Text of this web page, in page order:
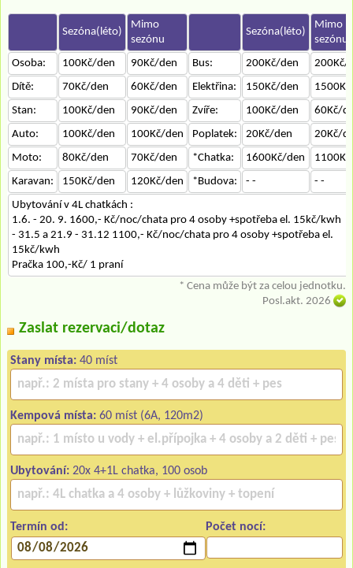
Sezóna(léto)
Mimo
sezónu
Sezóna(léto)
Mimo
sezónu
Osoba:
100Kč/den 90Kč/den Bus: 200Kč/den
200Kč/
Dítě:
70Kč/den 60Kč/den Elektřina: 150Kč/den
Stan:
100Kč/den 90Kč/den Zvíře: 100Kč/den
60Kč/
Auto:
100Kč/den 100Kč/den Poplatek: 20Kč/den
20Kč/
Moto:
80Kč/den 70Kč/den *Chatka: 1600Kč/den
Karavan:
150Kč/den 120Kč/den *Budova: - -
- -
Ubytování v 4L chatkách :
1.6. - 20. 9. 1600,- Kč/noc/chata pro 4 osoby +spotřeba el. 15kč/kwh
- 31.5 a 21.9 - 31.12 1100,- Kč/noc/chata pro 4 osoby +spotřeba el.
15kč/kwh
Pračka 100,-Kč/ 1 praní
* Cena může být za celou jednotku.
Posl.akt. 2026
Zaslat rezervaci/dotaz
Stany místa: 40 míst
Kempová místa: 60 míst (6A, 120m2)
Ubytování: 20x 4+1L chatka, 100 osob
Termín od: Počet nocí: